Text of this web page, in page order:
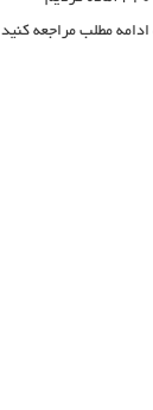
مطلب مراجعه کنید